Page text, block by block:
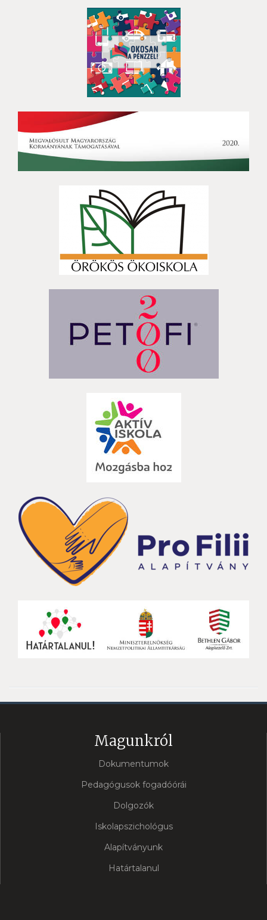
Magunkról
Dokumentumok
Pedagógusok fogadóórái
Dolgozók
Iskolapszichológus
Alapítványunk
Határtalanul